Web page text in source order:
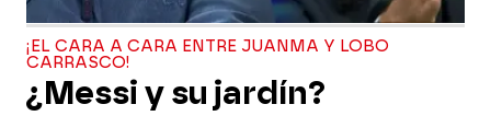
¡EL CARA A CARA ENTRE JUANMA Y LOBO
CARRASCO!
¿Messi y su jardín?